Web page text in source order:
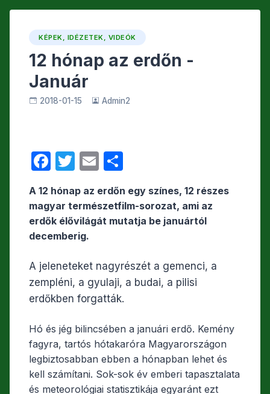
KÉPEK, IDÉZETEK, VIDEÓK
12 hónap az erdőn -
Január
2018-01-15 Admin2
F
c
e
b
o
o
k
T
itt
er
E
m
ail s
z
m
e
g
A 12 hónap az erdőn egy színes, 12 részes
magyar természetfilm-sorozat, ami az
erdők élővilágát mutatja be januártól
decemberig.
A jeleneteket nagyrészét a gemenci, a
zempléni, a gyulaji, a budai, a pilisi
erdőkben forgatták.
Hó és jég bilincsében a januári erdő. Kemény
fagyra, tartós hótakaróra Magyarországon
legbiztosabban ebben a hónapban lehet és
kell számítani. Sok-sok év emberi tapasztalata
és meteorológiai statisztikája egyaránt ezt